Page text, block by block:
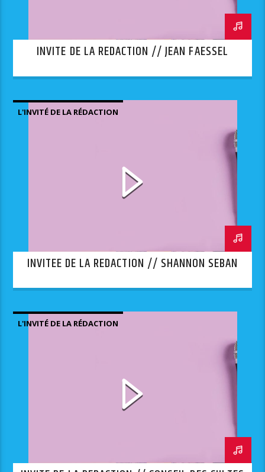
INVITE DE LA REDACTION // JEAN FAESSEL
L'INVITÉ DE LA RÉDACTION
INVITEE DE LA REDACTION // SHANNON SEBAN
L'INVITÉ DE LA RÉDACTION